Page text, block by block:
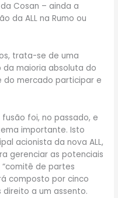
Cosan – ainda a
da ALL na Rumo ou
trata-se de uma
maioria absoluta do
do mercado participar e
foi, no passado, e
importante. Isto
acionista da nova ALL,
gerenciar as potenciais
de partes
composto por cinco
a um assento.